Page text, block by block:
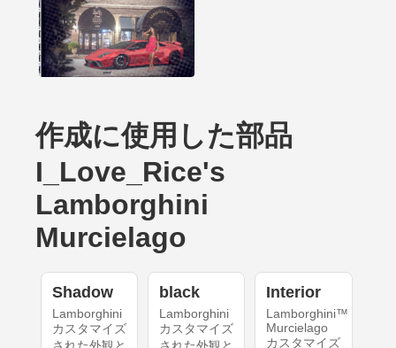
作成に使用した部品
I_Love_Rice's
Lamborghini
Murcielago
Shadow
Lamborghini
カスタマイズ
black
Lamborghini
カスタマイズ
Interior
Lamborghini™
Murcielago
カスタマイズ